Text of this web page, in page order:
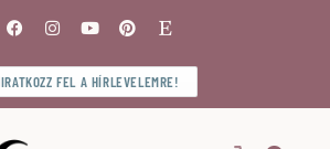
IRATKOZZ FEL A HÍRLEVELEMRE!